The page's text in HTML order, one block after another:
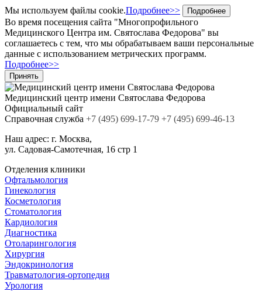
Мы используем файлы cookie.Подробнее>> Подробнее
Во время посещения сайта "Многопрофильного
Медицинского Центра им. Святослава Федорова" вы
соглашаетесь с тем, что мы обрабатываем ваши персональные
данные с использованием метрических программ.
Подробнее>>
Принять
Медицинский центр имени Святослава Федорова
Официальный сайт
Cправочная служба +7 (495) 699-17-79 +7 (495) 699-46-13
Наш адрес: г. Москва,
ул. Садовая-Самотечная, 16 стр 1
Отделения клиники
Офтальмология
Гинекология
Косметология
Стоматология
Кардиология
Диагностика
Отоларингология
Хирургия
Эндокринология
Травматология-ортопедия
Урология